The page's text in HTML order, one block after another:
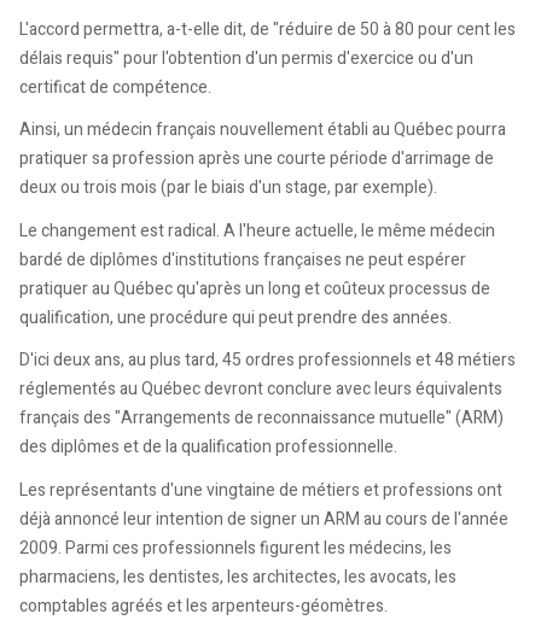
L'accord permettra, a-t-elle dit, de "réduire de 50 à 80 pour cent les
délais requis" pour l'obtention d'un permis d'exercice ou d'un
certificat de compétence.
Ainsi, un médecin français nouvellement établi au Québec pourra
pratiquer sa profession après une courte période d'arrimage de
deux ou trois mois (par le biais d'un stage, par exemple).
Le changement est radical. A l'heure actuelle, le même médecin
bardé de diplômes d'institutions françaises ne peut espérer
pratiquer au Québec qu'après un long et coûteux processus de
qualification, une procédure qui peut prendre des années.
D'ici deux ans, au plus tard, 45 ordres professionnels et 48 métiers
réglementés au Québec devront conclure avec leurs équivalents
français des "Arrangements de reconnaissance mutuelle" (ARM)
des diplômes et de la qualification professionnelle.
Les représentants d'une vingtaine de métiers et professions ont
déjà annoncé leur intention de signer un ARM au cours de l'année
2009. Parmi ces professionnels figurent les médecins, les
pharmaciens, les dentistes, les architectes, les avocats, les
comptables agréés et les arpenteurs-géomètres.